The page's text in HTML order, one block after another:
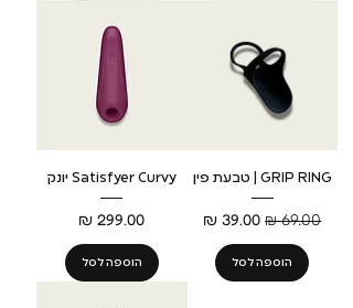
GRIP RING | טבעת פין
מחיר רגיל‏69.00 ‏₪ מחיר מבצע
הוספה לסל
Satisfyer Curvy יונק
מחיר
הוספה לסל